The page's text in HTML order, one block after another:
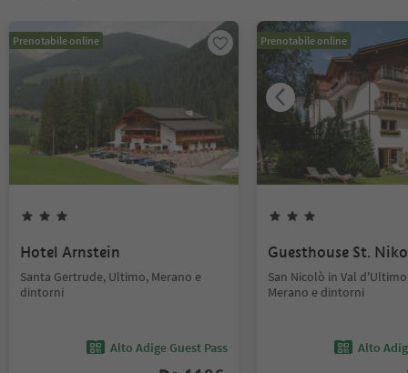
Prenotabile online
Hotel Arnstein
Santa Gertrude, Ultimo, Merano e
dintorni
Alto Adige Guest Pass
Prenotabile online
Guesthouse St.
San Nicolò in Val
Merano e dintorni
Alto